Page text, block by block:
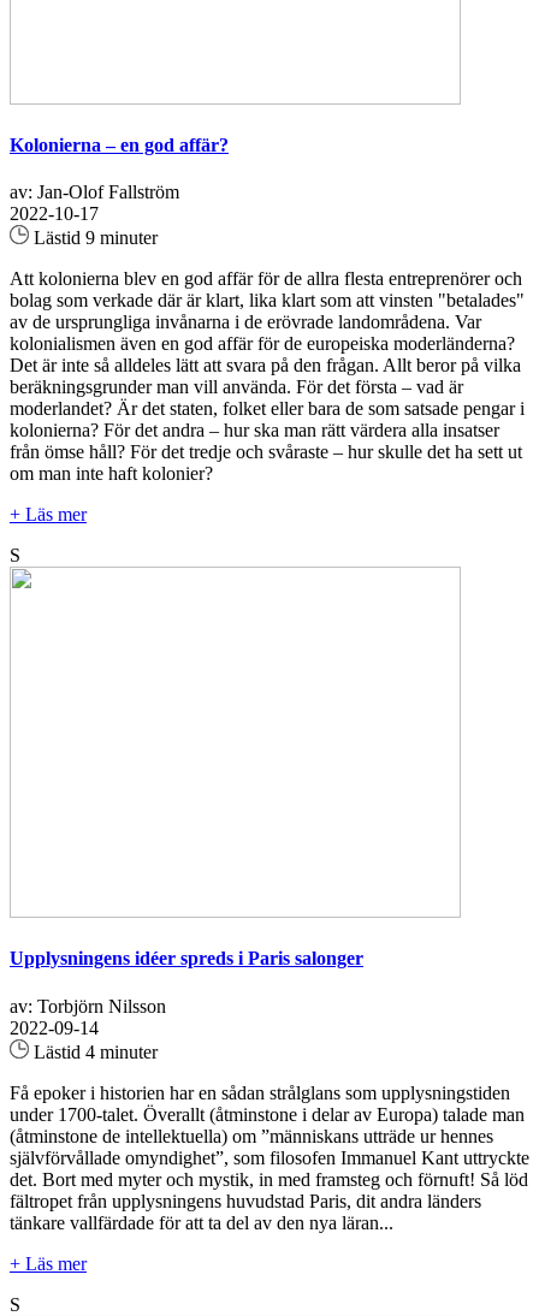
Kolonierna – en god affär?
av: Jan-Olof Fallström
2022-10-17
Lästid 9 minuter
Att kolonierna blev en god affär för de allra flesta entreprenörer och
bolag som verkade där är klart, lika klart som att vinsten "betalades"
av de ursprungliga invånarna i de erövrade landområdena. Var
kolonialismen även en god affär för de europeiska moderländerna?
Det är inte så alldeles lätt att svara på den frågan. Allt beror på vilka
beräkningsgrunder man vill använda. För det första – vad är
moderlandet? Är det staten, folket eller bara de som satsade pengar i
kolonierna? För det andra – hur ska man rätt värdera alla insatser
från ömse håll? För det tredje och svåraste – hur skulle det ha sett ut
om man inte haft kolonier?
+ Läs mer
S
Upplysningens idéer spreds i Paris salonger
av: Torbjörn Nilsson
2022-09-14
Lästid 4 minuter
Få epoker i historien har en sådan strålglans som upplysningstiden
under 1700-talet. Överallt (åtminstone i delar av Europa) talade man
(åtminstone de intellektuella) om ”människans utträde ur hennes
självförvållade omyndighet”, som filosofen Immanuel Kant uttryckte
det. Bort med myter och mystik, in med framsteg och förnuft! Så löd
fältropet från upplysningens huvudstad Paris, dit andra länders
tänkare vallfärdade för att ta del av den nya läran...
+ Läs mer
S